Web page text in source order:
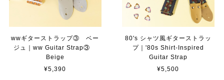
wwギターストラップ③ ベー
ジュ｜ww Guitar Strap③
Beige
¥5,390
80's シャツ風ギターストラッ
プ｜'80s Shirt-Inspired
Guitar Strap
¥5,500